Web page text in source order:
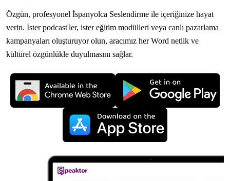
Özgün, profesyonel İspanyolca Seslendirme ile içeriğinize hayat
verin. İster podcast'ler, ister eğitim modülleri veya canlı pazarlama
kampanyaları oluşturuyor olun, aracımız her Word netlik ve
kültürel özgünlükle duyulmasını sağlar.